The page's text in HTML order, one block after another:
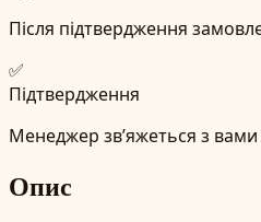
Після підтвердження
✅
Підтвердження
Менеджер зв’яжеться з вами
Опис